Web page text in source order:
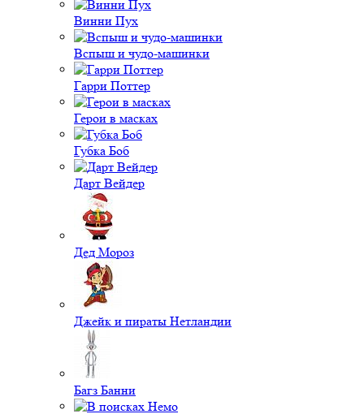
Винни Пух
Вспыш и чудо-машинки
Гарри Поттер
Герои в масках
Губка Боб
Дарт Вейдер
Дед Мороз
Джейк и пираты Нетландии
Багз Банни